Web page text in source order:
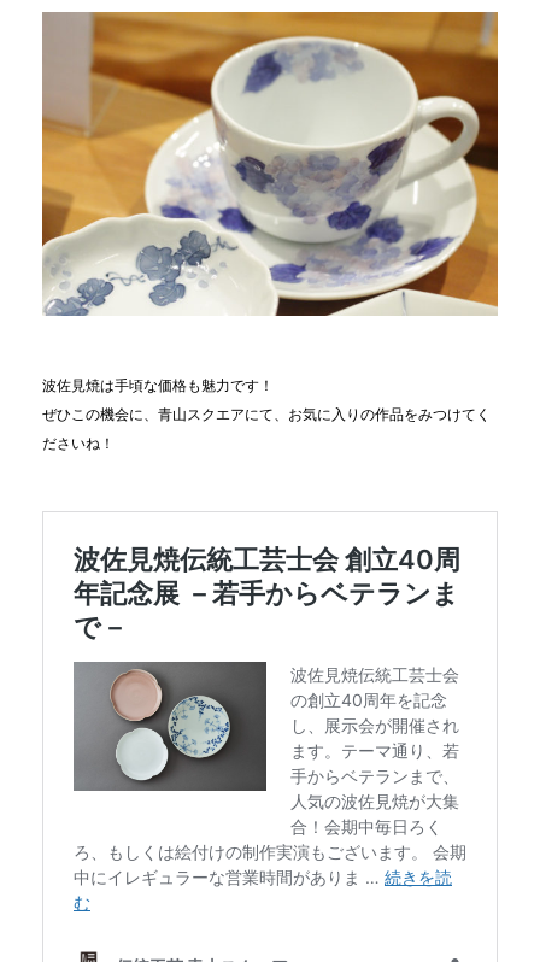
波佐見焼は手頃な価格も魅力です！
ぜひこの機会に、青山スクエアにて、お気に入りの作品をみつけてく
ださいね！